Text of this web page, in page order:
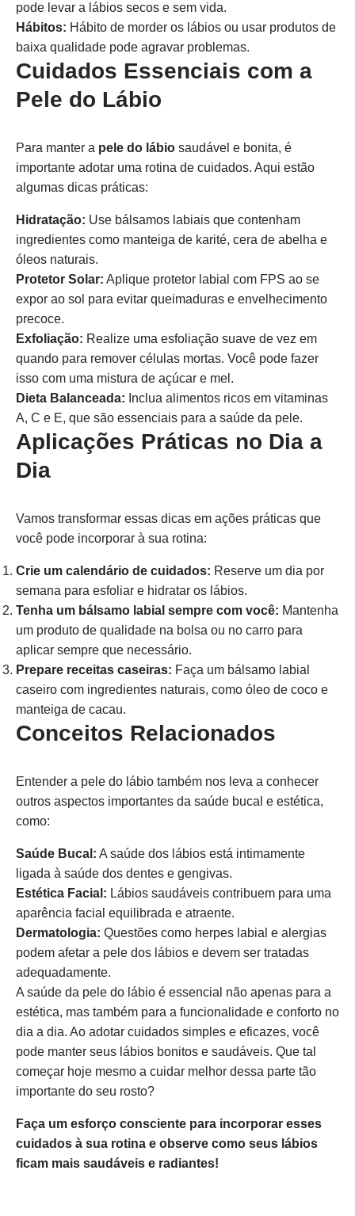
pode levar a lábios secos e sem vida.
Hábitos: Hábito de morder os lábios ou usar produtos de
baixa qualidade pode agravar problemas.
Cuidados Essenciais com a
Pele do Lábio
Para manter a pele do lábio saudável e bonita, é
importante adotar uma rotina de cuidados. Aqui estão
algumas dicas práticas:
Hidratação: Use bálsamos labiais que contenham
ingredientes como manteiga de karité, cera de abelha e
óleos naturais.
Protetor Solar: Aplique protetor labial com FPS ao se
expor ao sol para evitar queimaduras e envelhecimento
precoce.
Exfoliação: Realize uma esfoliação suave de vez em
quando para remover células mortas. Você pode fazer
isso com uma mistura de açúcar e mel.
Dieta Balanceada: Inclua alimentos ricos em vitaminas
A, C e E, que são essenciais para a saúde da pele.
Aplicações Práticas no Dia a
Dia
Vamos transformar essas dicas em ações práticas que
você pode incorporar à sua rotina:
Crie um calendário de cuidados: Reserve um dia por
semana para esfoliar e hidratar os lábios.
Tenha um bálsamo labial sempre com você: Mantenha
um produto de qualidade na bolsa ou no carro para
aplicar sempre que necessário.
Prepare receitas caseiras: Faça um bálsamo labial
caseiro com ingredientes naturais, como óleo de coco e
manteiga de cacau.
Conceitos Relacionados
Entender a pele do lábio também nos leva a conhecer
outros aspectos importantes da saúde bucal e estética,
como:
Saúde Bucal: A saúde dos lábios está intimamente
ligada à saúde dos dentes e gengivas.
Estética Facial: Lábios saudáveis contribuem para uma
aparência facial equilibrada e atraente.
Dermatologia: Questões como herpes labial e alergias
podem afetar a pele dos lábios e devem ser tratadas
adequadamente.
A saúde da pele do lábio é essencial não apenas para a
estética, mas também para a funcionalidade e conforto no
dia a dia. Ao adotar cuidados simples e eficazes, você
pode manter seus lábios bonitos e saudáveis. Que tal
começar hoje mesmo a cuidar melhor dessa parte tão
importante do seu rosto?
Faça um esforço consciente para incorporar esses
cuidados à sua rotina e observe como seus lábios
ficam mais saudáveis e radiantes!